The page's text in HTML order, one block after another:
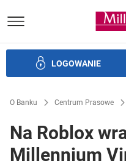
Bank
LOGOWANIE
O Banku Centrum Prasowe
Na Roblox
Millennium